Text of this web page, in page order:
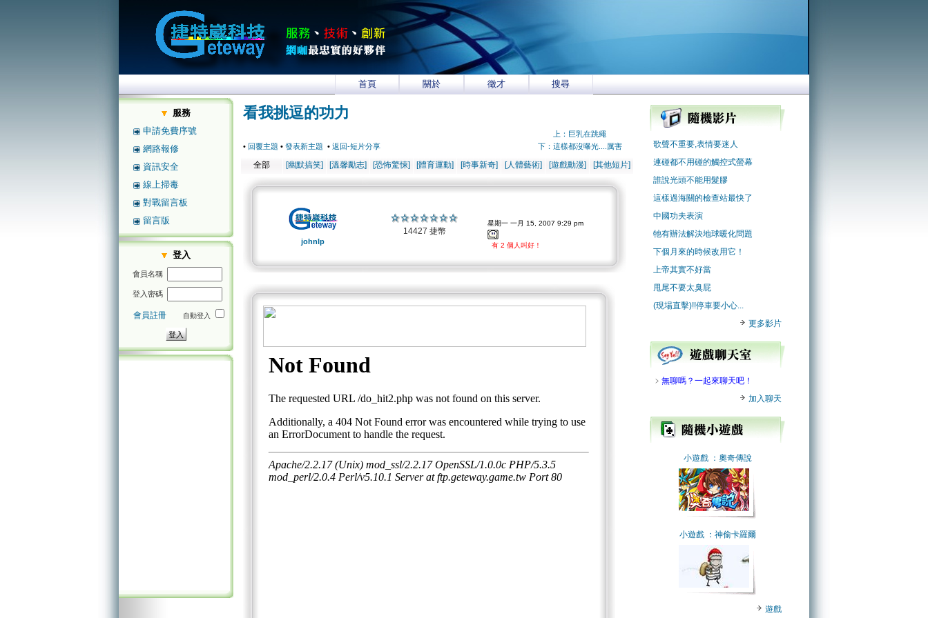
首頁 關於 徵才 搜尋
服務
申請免費序號
網路報修
資訊安全
線上掃毒
對戰留言板
留言版
登入
會員名稱
登入密碼
會員註冊 自動登入
看我挑逗的功力
• 回覆主題 • 發表新主題 • 返回-短片分享
上：巨乳在跳繩
下：這樣都沒曝光....厲害
全部 [幽默搞笑] [溫馨勵志] [恐怖驚悚] [體育運動] [時事新奇] [人體藝術] [遊戲動漫] [其他短片]
johnlp
14427 捷幣
星期一 一月 15, 2007 9:29 pm
有 2 個人叫好！
歌聲不重要,表情要迷人
連碰都不用碰的觸控式螢幕
誰說光頭不能用髮膠
這樣過海關的檢查站最快了
中國功夫表演
牠有辦法解決地球暖化問題
下個月來的時候改用它！
上帝其實不好當
甩尾不要太臭屁
(現場直擊)!!停車要小心...
更多影片
﹥ 無聊嗎？一起來聊天吧！
加入聊天
小遊戲 ：奧奇傳說
小遊戲 ：神偷卡羅爾
遊戲